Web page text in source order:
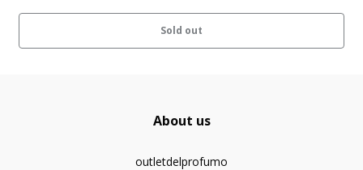
Sold out
About us
outletdelprofumo